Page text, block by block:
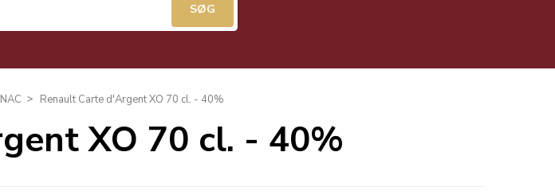
Renault Carte d'Argent XO 70 cl. - 40%
XO 70 cl. - 40%